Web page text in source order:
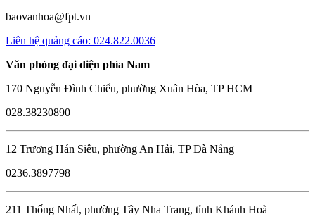
baovanhoa@fpt.vn
Liên hệ quảng cáo: 024.822.0036
Văn phòng đại diện phía Nam
170 Nguyễn Đình Chiểu, phường Xuân Hòa, TP HCM
028.38230890
12 Trương Hán Siêu, phường An Hải, TP Đà Nẵng
0236.3897798
211 Thống Nhất, phường Tây Nha Trang, tỉnh Khánh Hoà